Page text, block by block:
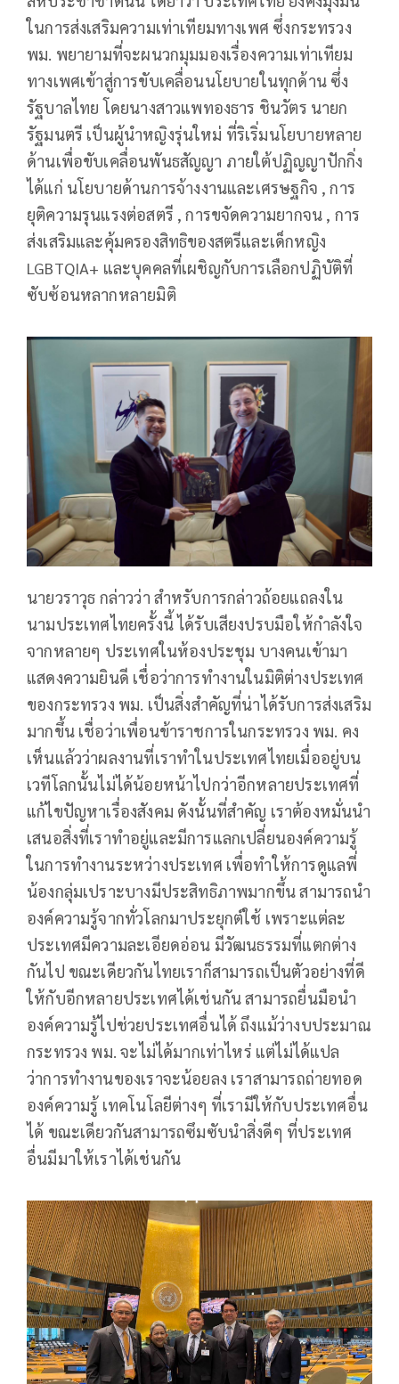
ในการส่งเสริมความเท่าเทียมทางเพศ ซึ่งกระทรวง
พม. พยายามที่จะผนวกมุมมองเรื่องความเท่าเทียม
ทางเพศเข้าสู่การขับเคลื่อนนโยบายในทุกด้าน ซึ่ง
รัฐบาลไทย โดยนางสาวแพทองธาร ชินวัตร นายก
รัฐมนตรี เป็นผู้นำหญิงรุ่นใหม่ ที่ริเริ่มนโยบายหลาย
ด้านเพื่อขับเคลื่อนพันธสัญญา ภายใต้ปฏิญญาปักกิ่ง
ได้แก่ นโยบายด้านการจ้างงานและเศรษฐกิจ , การ
ยุติความรุนแรงต่อสตรี , การขจัดความยากจน , การ
ส่งเสริมและคุ้มครองสิทธิของสตรีและเด็กหญิง
LGBTQIA+ และบุคคลที่เผชิญกับการเลือกปฏิบัติที่
ซับซ้อนหลากหลายมิติ
นายวราวุธ กล่าวว่า สำหรับการกล่าวถ้อยแถลงใน
นามประเทศไทยครั้งนี้ ได้รับเสียงปรบมือให้กำลังใจ
จากหลายๆ ประเทศในห้องประชุม บางคนเข้ามา
แสดงความยินดี เชื่อว่าการทำงานในมิติต่างประเทศ
ของกระทรวง พม. เป็นสิ่งสำคัญที่น่าได้รับการส่งเสริม
มากขึ้น เชื่อว่าเพื่อนข้าราชการในกระทรวง พม. คง
เห็นแล้วว่าผลงานที่เราทำในประเทศไทยเมื่ออยู่บน
เวทีโลกนั้นไม่ได้น้อยหน้าไปกว่าอีกหลายประเทศที่
แก้ไขปัญหาเรื่องสังคม ดังนั้นที่สำคัญ เราต้องหมั่นนำ
เสนอสิ่งที่เราทำอยู่และมีการแลกเปลี่ยนองค์ความรู้
ในการทำงานระหว่างประเทศ เพื่อทำให้การดูแลพี่
น้องกลุ่มเปราะบางมีประสิทธิภาพมากขึ้น สามารถนำ
องค์ความรู้จากทั่วโลกมาประยุกต์ใช้ เพราะแต่ละ
ประเทศมีความละเอียดอ่อน มีวัฒนธรรมที่แตกต่าง
กันไป ขณะเดียวกันไทยเราก็สามารถเป็นตัวอย่างที่ดี
ให้กับอีกหลายประเทศได้เช่นกัน สามารถยื่นมือนำ
องค์ความรู้ไปช่วยประเทศอื่นได้ ถึงแม้ว่างบประมาณ
กระทรวง พม. จะไม่ได้มากเท่าไหร่ แต่ไม่ได้แปล
ว่าการทำงานของเราจะน้อยลง เราสามารถถ่ายทอด
องค์ความรู้ เทคโนโลยีต่างๆ ที่เรามีให้กับประเทศอื่น
ได้ ขณะเดียวกันสามารถซึมซับนำสิ่งดีๆ ที่ประเทศ
อื่นมีมาให้เราได้เช่นกัน